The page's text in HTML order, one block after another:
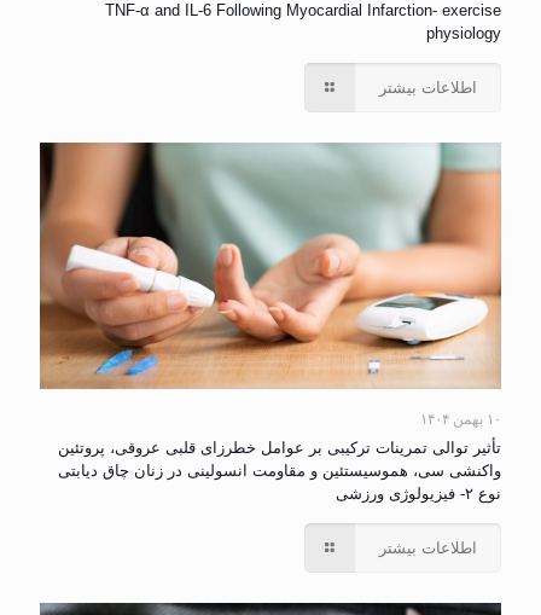
TNF-α and IL-6 Following Myocardial Infarction- exercise
physiology
اطلاعات بیشتر
۱۰ بهمن ۱۴۰۴
تأثیر توالی تمرینات ترکیبی بر عوامل خطرزای قلبی عروقی، پروتئین
واکنشی سی، هموسیستئین و مقاومت انسولینی در زنان چاق دیابتی
نوع ۲- فیزیولوژی ورزشی
اطلاعات بیشتر